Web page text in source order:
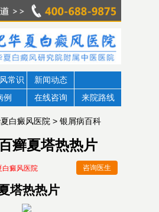
常识
新闻动态
例
在线咨询 来院路线
白癜风医院 > 银屑病百科
癣夏塔热热片
白癜风医院 咨询医生
塔热热片